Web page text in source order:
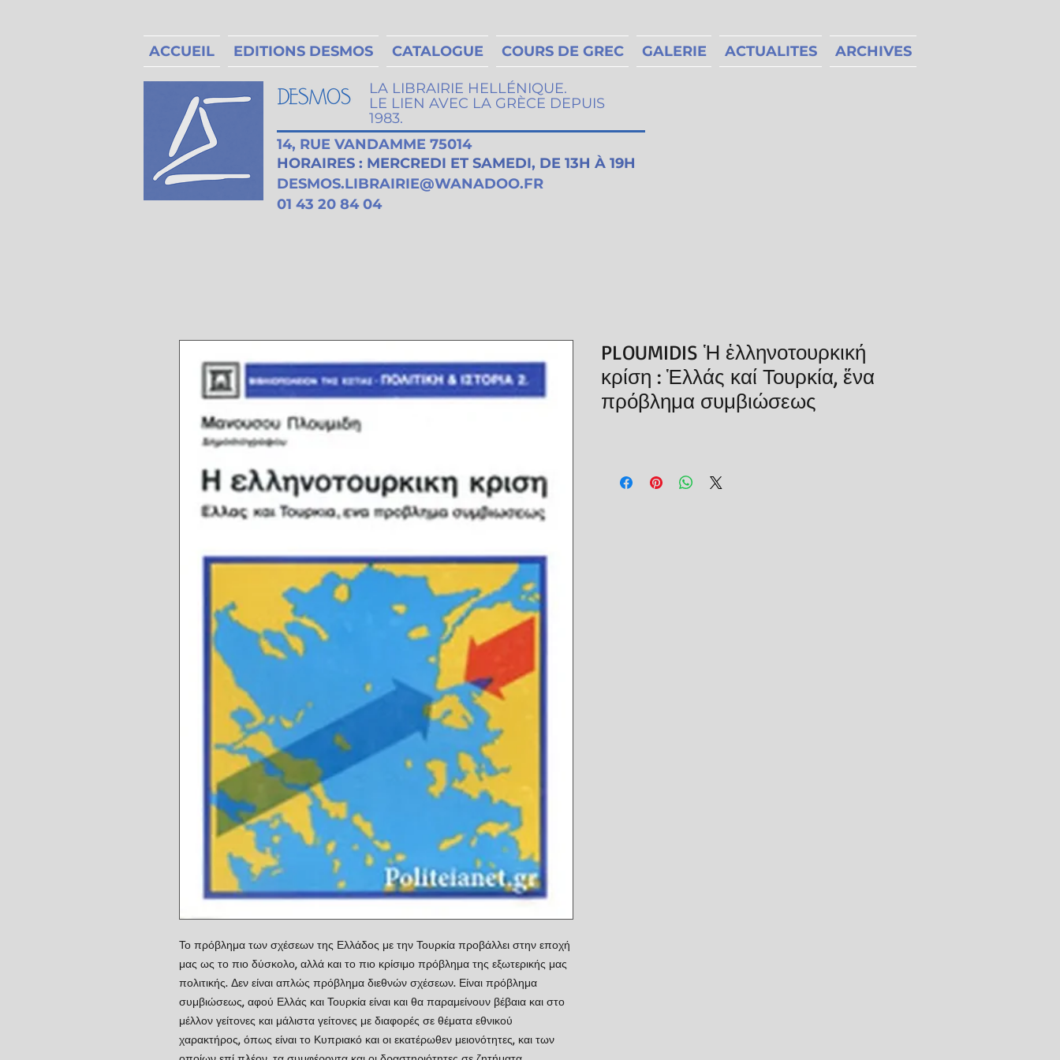
ACCUEIL EDITIONS DESMOS CATALOGUE COURS DE GREC GALERIE ACTUALITES ARCHIVES
LA LIBRAIRIE HELLÉNIQUE.
LE LIEN AVEC LA GRÈCE DEPUIS
1983.
14, RUE VANDAMME 75014
HORAIRES : MERCREDI ET SAMEDI, DE 13H À 19H
DESMOS.LIBRAIRIE@WANADOO.FR
01 43 20 84 04
Το πρόβλημα των σχέσεων της Ελλάδος με την Τουρκία προβάλλει στην εποχή
μας ως το πιο δύσκολο, αλλά και το πιο κρίσιμο πρόβλημα της εξωτερικής μας
πολιτικής. Δεν είναι απλώς πρόβλημα διεθνών σχέσεων. Είναι πρόβλημα
συμβιώσεως, αφού Ελλάς και Τουρκία είναι και θα παραμείνουν βέβαια και στο
μέλλον γείτονες και μάλιστα γείτονες με διαφορές σε θέματα εθνικού
χαρακτήρος, όπως είναι το Κυπριακό και οι εκατέρωθεν μειονότητες, και των
PLOUMIDIS Ἡ ἑλληνοτουρκική
κρίση : Ἑλλάς καί Τουρκία, ἕνα
πρόβλημα συμβιώσεως